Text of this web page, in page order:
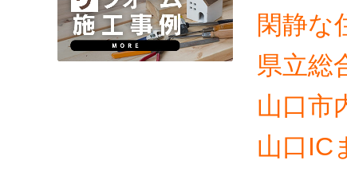
閑静な
県立総
山口市
山口IC